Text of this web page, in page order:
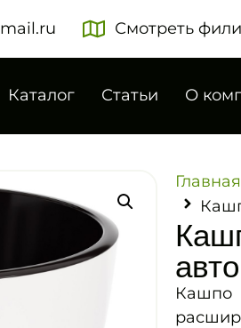
Смотреть
Каталог Статьи О
Главная